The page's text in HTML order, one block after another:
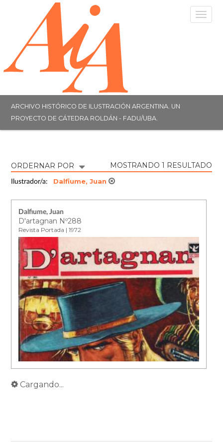
ARCHIVO HISTÓRICO DE ILUSTRACIÓN ARGENTINA. UN
PROYECTO DE CÁTEDRA ROLDÁN - FADU/UBA.
ORDERNAR POR MOSTRANDO 1 RESULTADO
Ilustrador/a: Dalfiume, Juan
Dalfiume, Juan
D'artagnan Nº288
Revista Portada | 1972
Cargando...